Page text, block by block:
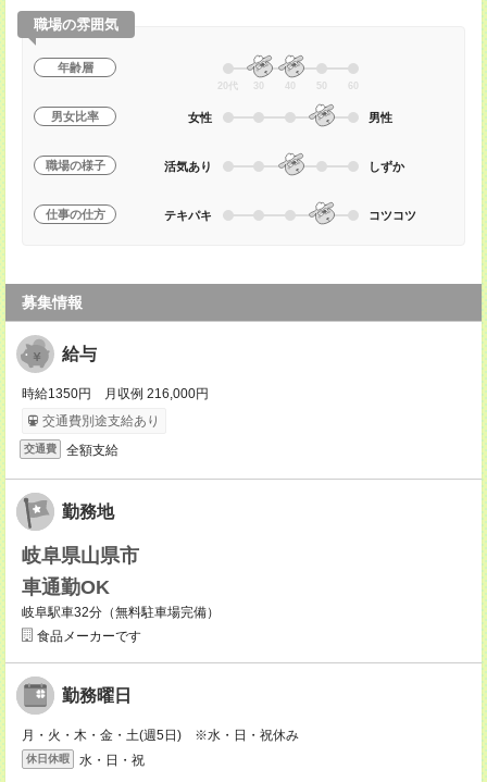
職場の雰囲気
年齢層
20代 30 40 50 60
男女比率 女性 男性
職場の様子 活気あり しずか
仕事の仕方 テキパキ コツコツ
募集情報
給与
時給1350円 月収例 216,000円
交通費別途支給あり
交通費 全額支給
勤務地
岐阜県山県市
車通勤OK
岐阜駅車32分（無料駐車場完備）
食品メーカーです
勤務曜日
月・火・木・金・土(週5日) ※水・日・祝休み
休日休暇 水・日・祝